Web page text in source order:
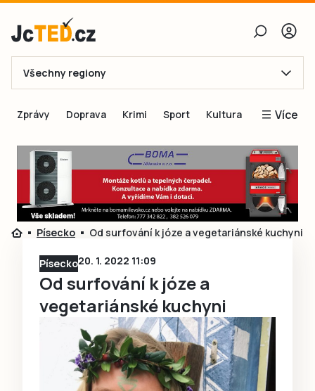
E-mail
Obnovit heslo
Přihlásit se
Přihlásit se přes Facebook
Ještě nemám účet, chci se
Všechny regiony
Zprávy Doprava Krimi Sport Kultura Více
Blogy
Inspirace
Čtenáři píší
Speciální přílohy
Inzerce
Písecko Od surfování k józe a vegetariánské kuchyni
Písecko20. 1. 2022 11:09
Od surfování k józe a
vegetariánské kuchyni